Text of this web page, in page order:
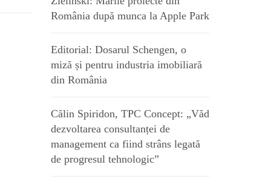
România după munca la Apple Park
Editorial: Dosarul Schengen, o
miză și pentru industria imobiliară
din România
Călin Spiridon, TPC Concept: „Văd
dezvoltarea consultanței de
management ca fiind strâns legată
de progresul tehnologic”